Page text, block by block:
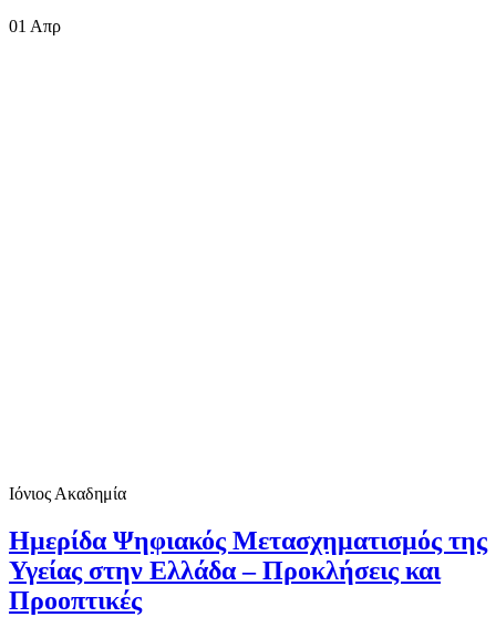
01 Απρ
Ιόνιος Ακαδημία
Ημερίδα Ψηφιακός Μετασχηματισμός της
Υγείας στην Ελλάδα – Προκλήσεις και
Προοπτικές